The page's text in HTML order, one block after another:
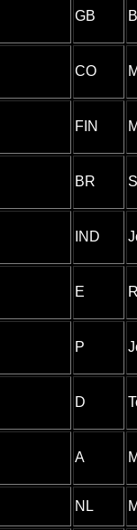
GB
CO
FIN
BR
IND
E
P
D
A
NL